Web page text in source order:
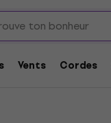
Vents Cordes